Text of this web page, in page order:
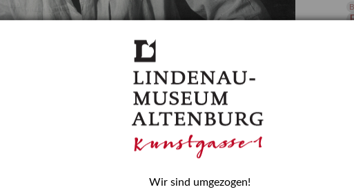
Bestellung
Wir sind umgezogen!